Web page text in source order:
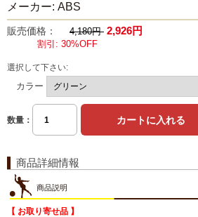
メーカー: ABS
販売価格： 4,180円 2,926円
割引: 30%OFF
選択して下さい:
カラー
数量：
商品詳細情報
商品説明
【 お取り寄せ品 】